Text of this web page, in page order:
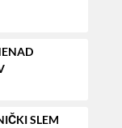
SLEM